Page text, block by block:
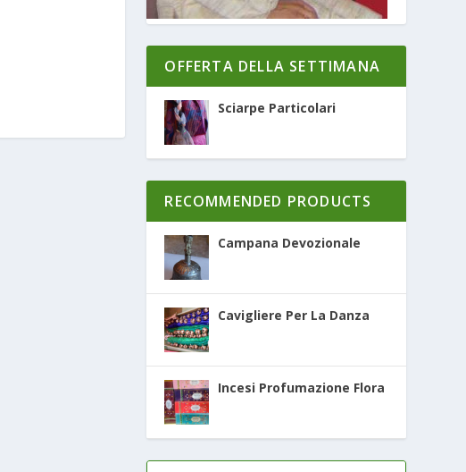
OFFERTA DELLA SETTIMANA
Sciarpe Particolari
RECOMMENDED PRODUCTS
Campana Devozionale
Cavigliere Per La Danza
Incesi Profumazione Flora